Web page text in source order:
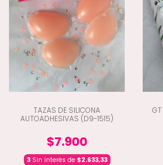
TAZAS DE SILICONA
AUTOADHESIVAS (D9-1515)
$7.900
3Sin interés de $2.633,33